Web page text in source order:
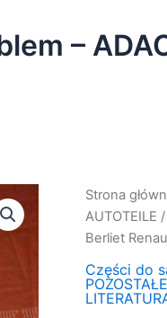
–
Strona
AUTOTEILE
Berliet
Części do
POZOSTAŁE
ilość
1
emblemat
samochod.-
car-
badge/